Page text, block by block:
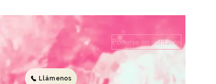
Ponerse en contacto
Llámenos